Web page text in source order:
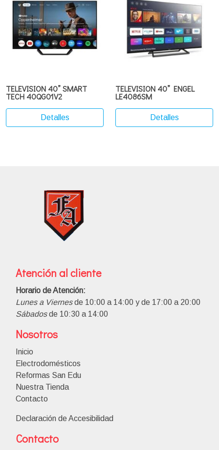
TELEVISION 40” SMART
TECH 40QG01V2
Detalles
TELEVISION 40” ENGEL
LE4086SM
Detalles
Atención al cliente
Horario de Atención:
Lunes a Viernesde 10:00 a 14:00 y de 17:00 a 20:00
Sábadosde 10:30 a 14:00
Nosotros
Inicio
Electrodomésticos
Reformas San Edu
Nuestra Tienda
Contacto
Declaración de Accesibilidad
Contacto